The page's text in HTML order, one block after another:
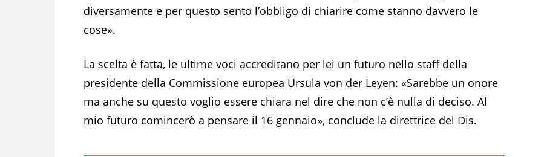
diversamente e per questo sento l’obbligo di chiarire come stanno davvero le
cose».
La scelta è fatta, le ultime voci accreditano per lei un futuro nello staff della
presidente della Commissione europea Ursula von der Leyen: «Sarebbe un onore
ma anche su questo voglio essere chiara nel dire che non c’è nulla di deciso. Al
mio futuro comincerò a pensare il 16 gennaio», conclude la direttrice del Dis.